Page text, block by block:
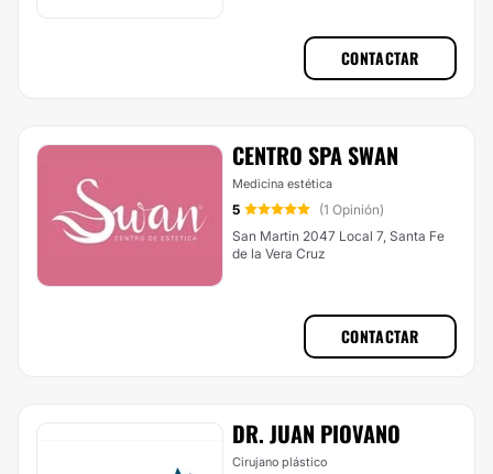
CONTACTAR
CENTRO SPA SWAN
Medicina estética
5
(1 Opinión)
San Martin 2047 Local 7, Santa Fe
de la Vera Cruz
CONTACTAR
DR. JUAN PIOVANO
Cirujano plástico